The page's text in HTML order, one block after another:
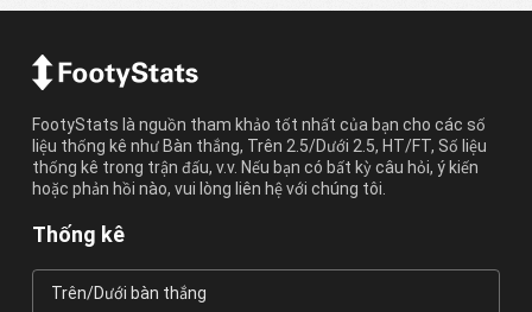
FootyStats là nguồn tham khảo tốt nhất của bạn cho các số
liệu thống kê như Bàn thắng, Trên 2.5/Dưới 2.5, HT/FT, Số liệu
thống kê trong trận đấu, v.v. Nếu bạn có bất kỳ câu hỏi, ý kiến
hoặc phản hồi nào, vui lòng liên hệ với chúng tôi.
Thống kê
Trên/Dưới bàn thắng